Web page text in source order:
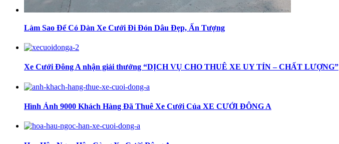
Làm Sao Để Có Dàn Xe Cưới Đi Đón Dâu Đẹp, Ấn Tượng
Xe Cưới Đông A nhận giải thưởng “DỊCH VỤ CHO THUÊ XE UY TÍN – CHẤT LƯỢNG”
Hình Ảnh 9000 Khách Hàng Đã Thuê Xe Cưới Của XE CƯỚI ĐÔNG A